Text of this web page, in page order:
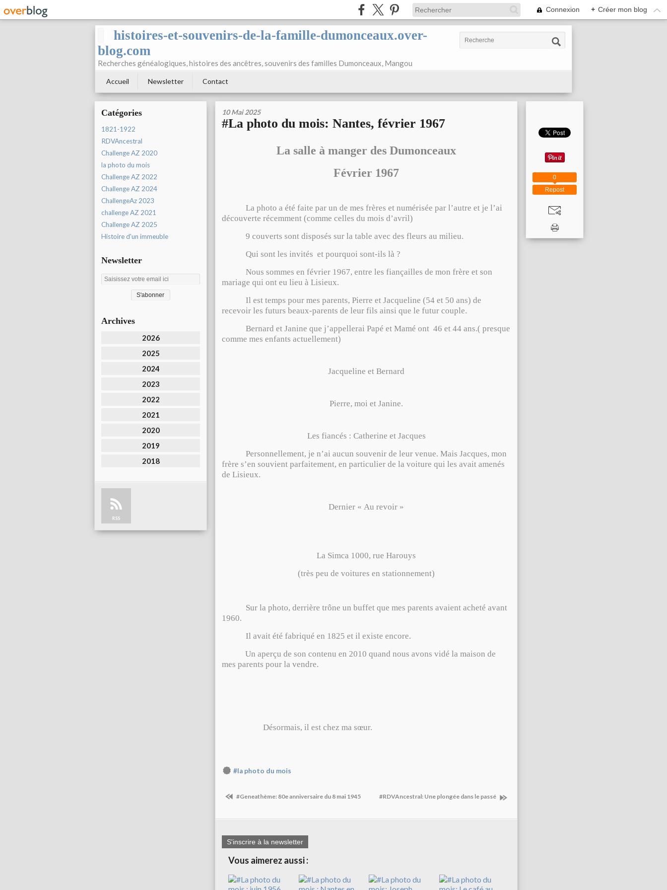
Connexion + Créer mon blog
histoires-et-souvenirs-de-la-famille-dumonceaux.over-
blog.com
Recherches généalogiques, histoires des ancêtres, souvenirs des familles Dumonceaux, Mangou
Accueil Newsletter Contact
Catégories
1821-1922
RDVAncestral
Challenge AZ 2020
la photo du mois
Challenge AZ 2022
Challenge AZ 2024
ChallengeAz 2023
challenge AZ 2021
Challenge AZ 2025
Histoire d'un immeuble
Newsletter
Archives
2026
2025
2024
2023
2022
2021
2020
2019
2018
RSS
10 Mai 2025
#La photo du mois: Nantes, février 1967
La salle à manger des Dumonceaux
Février 1967
La photo a été faite par un de mes frères et numérisée par l’autre et je l’ai
découverte récemment (comme celles du mois d’avril)
9 couverts sont disposés sur la table avec des fleurs au milieu.
Qui sont les invités et pourquoi sont-ils là ?
Nous sommes en février 1967, entre les fiançailles de mon frère et son
mariage qui ont eu lieu à Lisieux.
Il est temps pour mes parents, Pierre et Jacqueline (54 et 50 ans) de
recevoir les futurs beaux-parents de leur fils ainsi que le futur couple.
Bernard et Janine que j’appellerai Papé et Mamé ont 46 et 44 ans.( presque
comme mes enfants actuellement)
Jacqueline et Bernard
Pierre, moi et Janine.
Les fiancés : Catherine et Jacques
Personnellement, je n’ai aucun souvenir de leur venue. Mais Jacques, mon
frère s’en souvient parfaitement, en particulier de la voiture qui les avait amenés
de Lisieux.
Dernier « Au revoir »
La Simca 1000, rue Harouys
(très peu de voitures en stationnement)
Sur la photo, derrière trône un buffet que mes parents avaient acheté avant
1960.
Il avait été fabriqué en 1825 et il existe encore.
Un aperçu de son contenu en 2010 quand nous avons vidé la maison de
mes parents pour la vendre.
Désormais, il est chez ma sœur.
#la photo du mois
#Geneathème: 80e anniversaire du 8 mai 1945 #RDVAncestral: Une plongée dans le passé
S'inscrire à la newsletter
Vous aimerez aussi :
Repost
0